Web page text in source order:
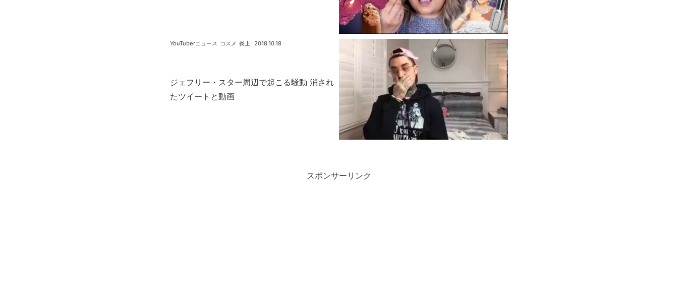
ジェフリー・スター周辺で起こる騒動 消され
たツイートと動画
2018.10.18
YouTuberニュース コスメ 炎上
スポンサーリンク